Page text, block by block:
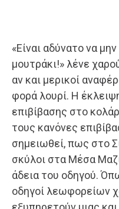
«Είναι αδύνατο να
μουτράκι!» λένε
αν και μερικοί
φορά λουρί. Η
επιβίβασης στο
τους κανόνες
σημειωθεί, πως στο
σκύλοι στα Μέσα
άδεια του οδηγού.
οδηγοί λεωφορείων